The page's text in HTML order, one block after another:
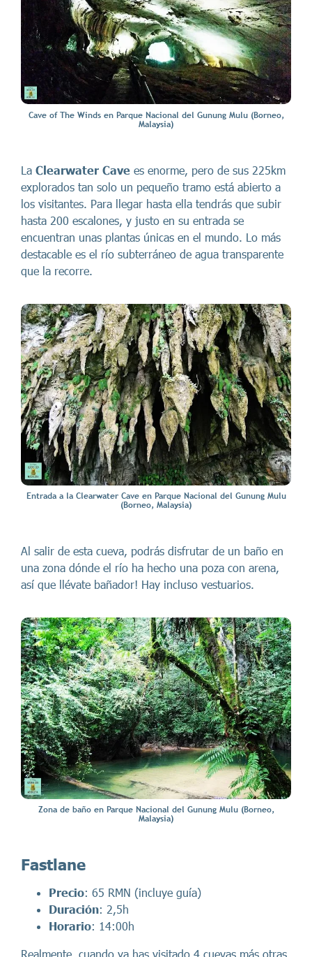
Cave of The Winds en Parque Nacional del Gunung Mulu (Borneo,
Malaysia)
La Clearwater Cave es enorme, pero de sus 225km
explorados tan solo un pequeño tramo está abierto a
los visitantes. Para llegar hasta ella tendrás que subir
hasta 200 escalones, y justo en su entrada se
encuentran unas plantas únicas en el mundo. Lo más
destacable es el río subterráneo de agua transparente
que la recorre.
Entrada a la Clearwater Cave en Parque Nacional del Gunung Mulu
(Borneo, Malaysia)
Al salir de esta cueva, podrás disfrutar de un baño en
una zona dónde el río ha hecho una poza con arena,
así que llévate bañador! Hay incluso vestuarios.
Zona de baño en Parque Nacional del Gunung Mulu (Borneo,
Malaysia)
Fastlane
Precio: 65 RMN (incluye guía)
Duración: 2,5h
Horario: 14:00h
Realmente, cuando ya has visitado 4 cuevas más otras